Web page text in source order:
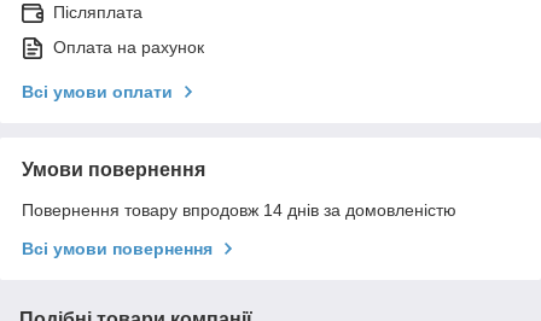
Післяплата
Оплата на рахунок
Всі умови оплати
Умови повернення
Повернення товару впродовж 14 днів за домовленістю
Всі умови повернення